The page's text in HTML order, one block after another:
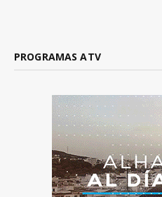
PROGRAMAS ATV